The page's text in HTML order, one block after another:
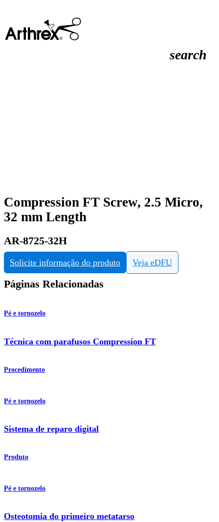
search
Compression FT Screw, 2.5 Micro,
32 mm Length
AR-8725-32H
Solicite informação do produto Veja eDFU
Páginas Relacionadas
Pé e tornozelo
Técnica com parafusos Compression FT
Procedimento
Pé e tornozelo
Sistema de reparo digital
Produto
Pé e tornozelo
Osteotomia do primeiro metatarso